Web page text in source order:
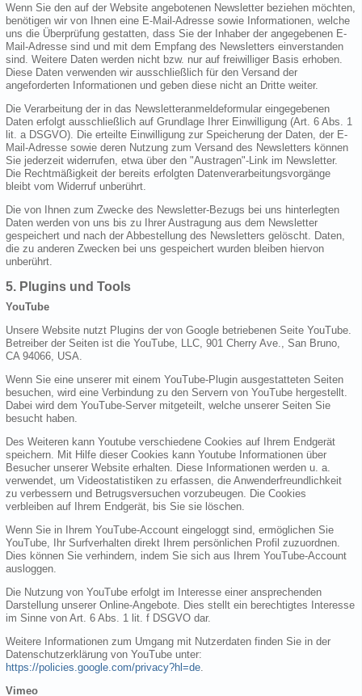
Wenn Sie den auf der Website angebotenen Newsletter beziehen möchten,
benötigen wir von Ihnen eine E-Mail-Adresse sowie Informationen, welche
uns die Überprüfung gestatten, dass Sie der Inhaber der angegebenen E-
Mail-Adresse sind und mit dem Empfang des Newsletters einverstanden
sind. Weitere Daten werden nicht bzw. nur auf freiwilliger Basis erhoben.
Diese Daten verwenden wir ausschließlich für den Versand der
angeforderten Informationen und geben diese nicht an Dritte weiter.
Die Verarbeitung der in das Newsletteranmeldeformular eingegebenen
Daten erfolgt ausschließlich auf Grundlage Ihrer Einwilligung (Art. 6 Abs. 1
lit. a DSGVO). Die erteilte Einwilligung zur Speicherung der Daten, der E-
Mail-Adresse sowie deren Nutzung zum Versand des Newsletters können
Sie jederzeit widerrufen, etwa über den "Austragen"-Link im Newsletter.
Die Rechtmäßigkeit der bereits erfolgten Datenverarbeitungsvorgänge
bleibt vom Widerruf unberührt.
Die von Ihnen zum Zwecke des Newsletter-Bezugs bei uns hinterlegten
Daten werden von uns bis zu Ihrer Austragung aus dem Newsletter
gespeichert und nach der Abbestellung des Newsletters gelöscht. Daten,
die zu anderen Zwecken bei uns gespeichert wurden bleiben hiervon
unberührt.
5. Plugins und Tools
YouTube
Unsere Website nutzt Plugins der von Google betriebenen Seite YouTube.
Betreiber der Seiten ist die YouTube, LLC, 901 Cherry Ave., San Bruno,
CA 94066, USA.
Wenn Sie eine unserer mit einem YouTube-Plugin ausgestatteten Seiten
besuchen, wird eine Verbindung zu den Servern von YouTube hergestellt.
Dabei wird dem YouTube-Server mitgeteilt, welche unserer Seiten Sie
besucht haben.
Des Weiteren kann Youtube verschiedene Cookies auf Ihrem Endgerät
speichern. Mit Hilfe dieser Cookies kann Youtube Informationen über
Besucher unserer Website erhalten. Diese Informationen werden u. a.
verwendet, um Videostatistiken zu erfassen, die Anwenderfreundlichkeit
zu verbessern und Betrugsversuchen vorzubeugen. Die Cookies
verbleiben auf Ihrem Endgerät, bis Sie sie löschen.
Wenn Sie in Ihrem YouTube-Account eingeloggt sind, ermöglichen Sie
YouTube, Ihr Surfverhalten direkt Ihrem persönlichen Profil zuzuordnen.
Dies können Sie verhindern, indem Sie sich aus Ihrem YouTube-Account
ausloggen.
Die Nutzung von YouTube erfolgt im Interesse einer ansprechenden
Darstellung unserer Online-Angebote. Dies stellt ein berechtigtes Interesse
im Sinne von Art. 6 Abs. 1 lit. f DSGVO dar.
Weitere Informationen zum Umgang mit Nutzerdaten finden Sie in der
Datenschutzerklärung von YouTube unter:
https://policies.google.com/privacy?hl=de
Vimeo